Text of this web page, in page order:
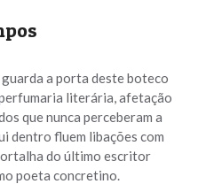
a porta deste boteco
literária, afetação
que nunca perceberam a
dentro fluem libações com
do último escritor
poeta concretino.